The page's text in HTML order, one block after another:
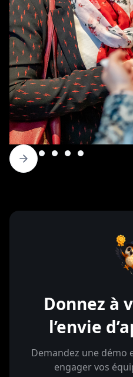
Donnez à
l’envie
Demandez une démo
engager vos